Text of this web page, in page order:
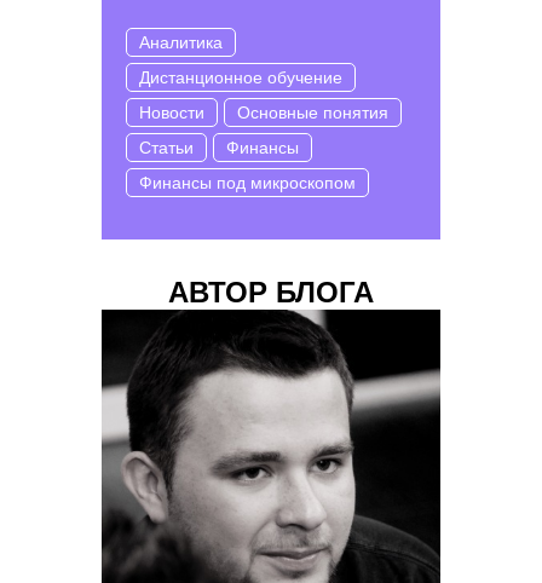
Аналитика
Дистанционное обучение
Новости
Основные понятия
Статьи
Финансы
Финансы под микроскопом
АВТОР БЛОГА